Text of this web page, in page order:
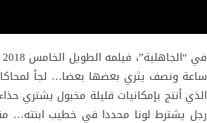
ساعة ونصف يثري بعضها بعضا… لجأ
الذي أنتج بإمكانيات قليلة مخبول يشتري
رجل يشترط لونا محددا في خطيب ابنته…